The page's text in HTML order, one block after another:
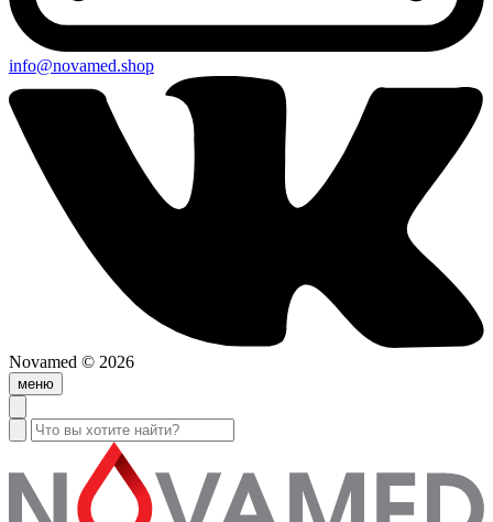
info@novamed.shop
Novamed © 2026
меню